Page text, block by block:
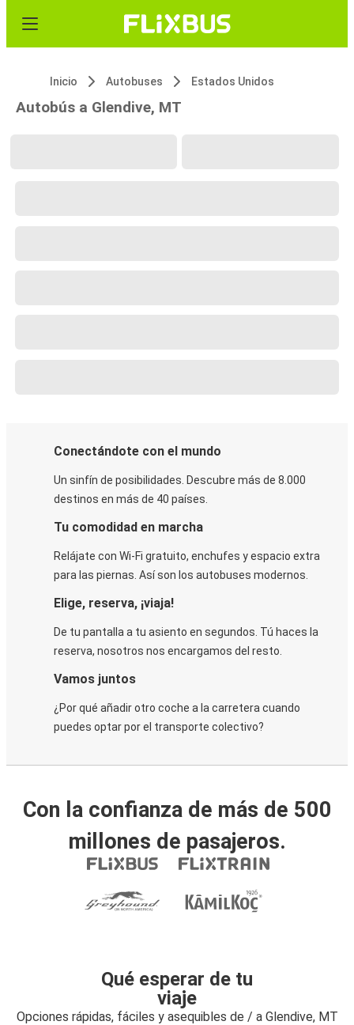
Inicio Autobuses Estados Unidos
Autobús a Glendive, MT
Conectándote con el mundo
Un sinfín de posibilidades. Descubre más de 8.000
destinos en más de 40 países.
Tu comodidad en marcha
Relájate con Wi-Fi gratuito, enchufes y espacio extra
para las piernas. Así son los autobuses modernos.
Elige, reserva, ¡viaja!
De tu pantalla a tu asiento en segundos. Tú haces la
reserva, nosotros nos encargamos del resto.
Vamos juntos
¿Por qué añadir otro coche a la carretera cuando
puedes optar por el transporte colectivo?
Con la confianza de más de 500
millones de pasajeros.
Qué esperar de tu
viaje
Opciones rápidas, fáciles y asequibles de / a Glendive, MT